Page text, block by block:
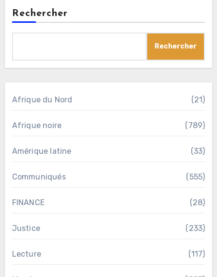
Rechercher
Rechercher
Afrique du Nord (21)
Afrique noire (789)
Amérique latine (33)
Communiqués (555)
FINANCE (28)
Justice (233)
Lecture (117)